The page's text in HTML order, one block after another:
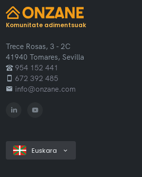
Komunitate adimentsuak
Trece Rosas, 3 - 2C
41940 Tomares, Sevilla
954 152 441
672 392 485
info@onzane.com
Euskara